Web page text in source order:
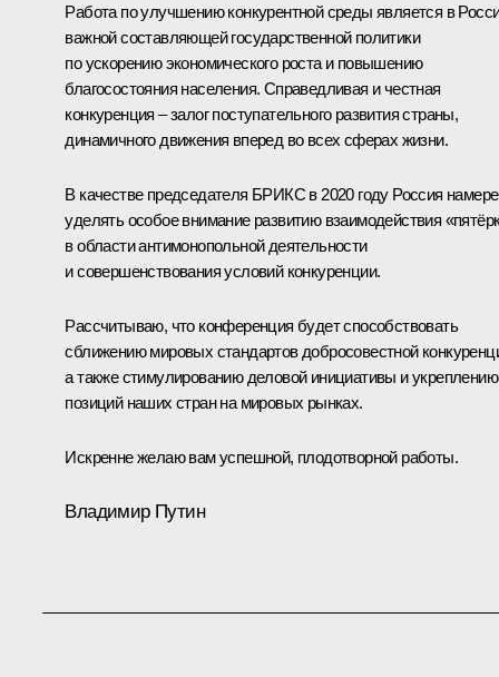
Работа по улучшению конкурентной среды является в
важной составляющей государственной политики
по ускорению экономического роста и повышению
благосостояния населения. Справедливая и честная
конкуренция – залог поступательного развития страны,
динамичного движения вперед во всех сферах жизни.
В качестве председателя БРИКС в 2020 году Россия
уделять особое внимание развитию взаимодействия
в области антимонопольной деятельности
и совершенствования условий конкуренции.
Рассчитываю, что конференция будет способствовать
сближению мировых стандартов добросовестной
а также стимулированию деловой инициативы и укреплению
позиций наших стран на мировых рынках.
Искренне желаю вам успешной, плодотворной работы.
Владимир Путин